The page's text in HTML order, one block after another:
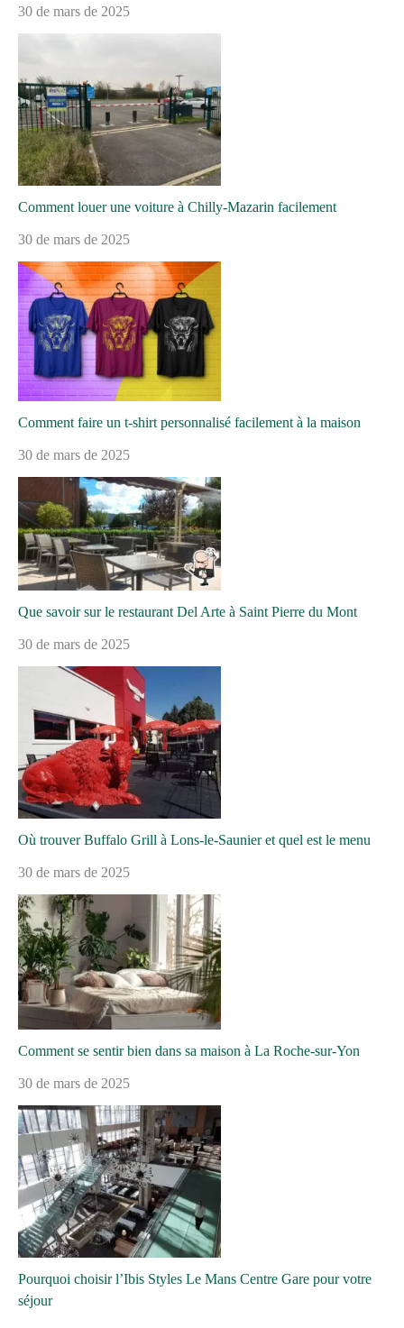
30 de mars de 2025
Comment louer une voiture à Chilly-Mazarin facilement
30 de mars de 2025
Comment faire un t-shirt personnalisé facilement à la maison
30 de mars de 2025
Que savoir sur le restaurant Del Arte à Saint Pierre du Mont
30 de mars de 2025
Où trouver Buffalo Grill à Lons-le-Saunier et quel est le menu
30 de mars de 2025
Comment se sentir bien dans sa maison à La Roche-sur-Yon
30 de mars de 2025
Pourquoi choisir l’Ibis Styles Le Mans Centre Gare pour votre
séjour